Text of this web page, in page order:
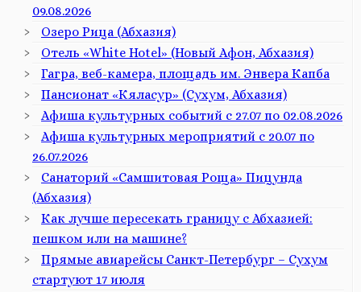
09.08.2026
Озеро Рица (Абхазия)
Отель «White Hotel» (Новый Афон, Абхазия)
Гагра, веб-камера, площадь им. Энвера Капба
Пансионат «Кяласур» (Сухум, Абхазия)
Афиша культурных событий с 27.07 по 02.08.2026
Афиша культурных мероприятий с 20.07 по
26.07.2026
Санаторий «Самшитовая Роща» Пицунда
(Абхазия)
Как лучше пересекать границу с Абхазией:
пешком или на машине?
Прямые авиарейсы Санкт-Петербург – Сухум
стартуют 17 июля